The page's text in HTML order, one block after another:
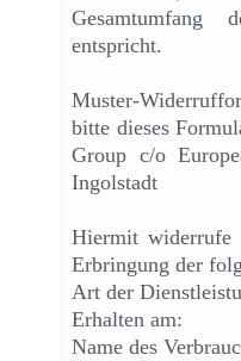
Gesamtumfang
entspricht.
Muster-
bitte dieses
Group c/o
Ingolstadt
Hiermit widerrufe
Erbringung der
Art der
Erhalten am:
Name des